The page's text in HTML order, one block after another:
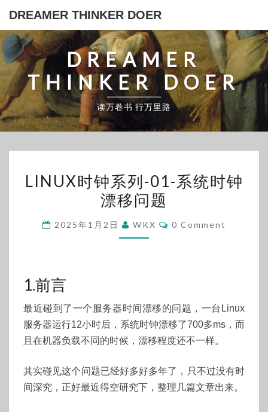
content
DREAMER THINKER DOER
DREAMER
THINKER DOER
读万卷书 行万里路
时
钟
漂
移
问
LINUX时钟系列-01-系统时钟
漂移问题
2025年1月2日 WKX Comments
0 Comment
1.前言
最近碰到了一个服务器时间漂移的问题，一台Linux
服务器运行12小时后，系统时钟漂移了700多ms，而
且在机器负载不同的时候，漂移程度还不一样。
其实碰见这个问题已经好多好多年了，只不过没有时
间深究，正好最近得空研究下，整理几篇文章出来。